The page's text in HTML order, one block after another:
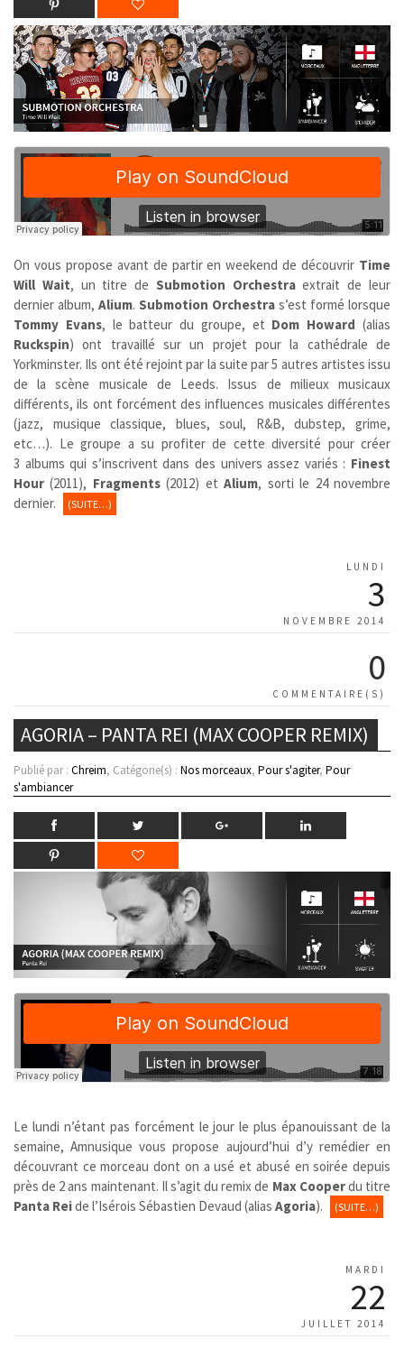
On vous propose avant de partir en weekend de découvrir Time
Will Wait, un titre de Submotion Orchestraextrait de leur
dernier album, Alium. Submotion Orchestra s’est formé lorsque
Tommy Evans, le batteur du groupe, et Dom Howard (alias
Ruckspin) ont travaillé sur un projet pour la cathédrale de
Yorkminster. Ils ont été rejoint par la suite par 5 autres artistes issu
de la scène musicale de Leeds. Issus de milieux musicaux
différents, ils ont forcément des influences musicales différentes
(jazz, musique classique, blues, soul, R&B, dubstep, grime,
etc…). Le groupe a su profiter de cette diversité pour créer
3 albums qui s’inscrivent dans des univers assez variés : Finest
Hour (2011), Fragments(2012) etAlium, sorti le 24 novembre
dernier.
(SUITE…)
LUNDI
3
NOVEMBRE 2014
0
COMMENTAIRE(S)
AGORIA – PANTA REI (MAX COOPER REMIX)
Publié par : Chreim, Catégorie(s) : Nos morceaux, Pour s'agiter, Pour
s'ambiancer
Le lundi n’étant pas forcément le jour le plus épanouissant de la
semaine, Amnusique vous propose aujourd’hui d’y remédier en
découvrant ce morceau dont on a usé et abusé en soirée depuis
près de 2 ans maintenant. Il s’agit du remix de Max Cooperdu titre
Panta Reide l’Isérois Sébastien Devaud (alias Agoria). (SUITE…)
MARDI
22
JUILLET 2014